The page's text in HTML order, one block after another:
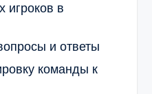
игроков в
и ответы
команды к